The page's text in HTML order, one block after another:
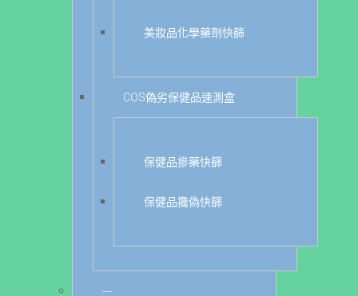
美妝品化學藥劑快篩
COS偽劣保健品速測盒
保健品摻藥快篩
保健品攙偽快篩
---